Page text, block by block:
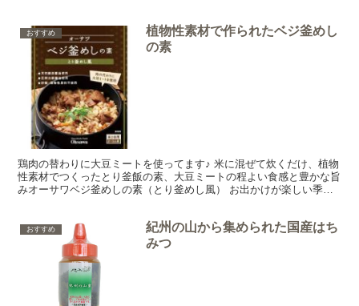
おすすめ
植物性素材で作られたベジ釜めし
の素
鶏肉の替わりに大豆ミートを使ってます♪ 米に混ぜて炊くだけ、植物
性素材でつくったとり釜飯の素、大豆ミートの程よい食感と豊かな旨
みオーサワベジ釜めしの素（とり釜めし風） お出かけが楽しい季節
おすすめ
紀州の山から集められた国産はち
みつ